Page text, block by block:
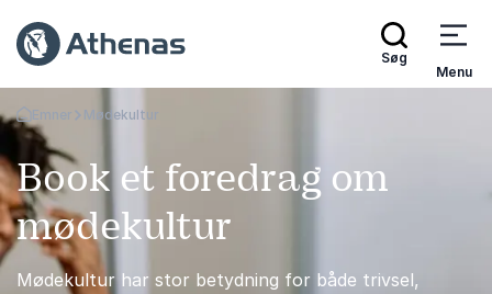
Søg
Menu
Tilbage til forsiden
Emner Mødekultur
Book et foredrag om
mødekultur
Mødekultur har stor betydning for både trivsel,